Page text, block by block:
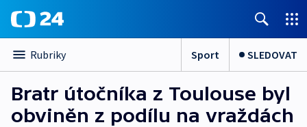
Rubriky Sport SLEDOVAT
Bratr útočníka z Toulouse byl
obviněn z podílu na vraždách